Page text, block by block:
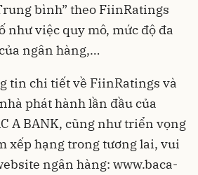
bình” theo FiinRatings
như việc quy mô, mức độ đa
ngân hàng,…
tin chi tiết về FiinRatings và
phát hành lần đầu của
A BANK, cũng như triển vọng
xếp hạng trong tương lai, vui
ngân hàng: www.baca-